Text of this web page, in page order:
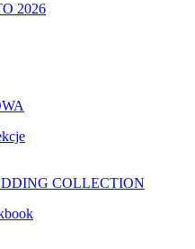
2026
COLLECTION